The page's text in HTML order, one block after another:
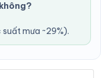
mưa ~29%).